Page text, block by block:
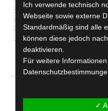
News
Kontakt + GB
Datenschutzerklärung
Impressum
travel-
Ich verwende technisch
Webseite sowie externe
Standardmäßig sind alle
können diese jedoch
deaktivieren.
Für weitere
✓